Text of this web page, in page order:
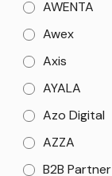
AWENTA
Awex
Axis
AYALA
Azo Digital
AZZA
B2B Partner